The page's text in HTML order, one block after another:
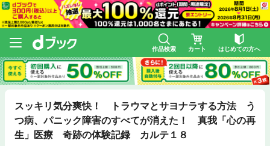
作品検索 カート はじめての方へ
スッキリ気分爽快！ トラウマとサヨナラする方法 う
つ病、パニック障害のすべてが消えた！ 真我「心の再
生」医療 奇跡の体験記録 カルテ１８